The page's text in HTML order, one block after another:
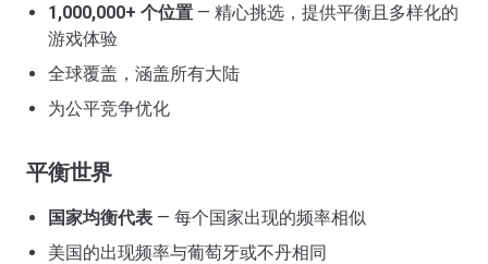
1,000,000+ 个位置 — 精心挑选，提供平衡且多样化的
游戏体验
全球覆盖，涵盖所有大陆
为公平竞争优化
平衡世界
国家均衡代表 — 每个国家出现的频率相似
美国的出现频率与葡萄牙或不丹相同